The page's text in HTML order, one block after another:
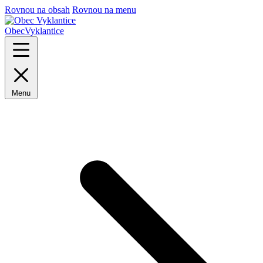
Rovnou na obsah Rovnou na menu
ObecVyklantice
Menu